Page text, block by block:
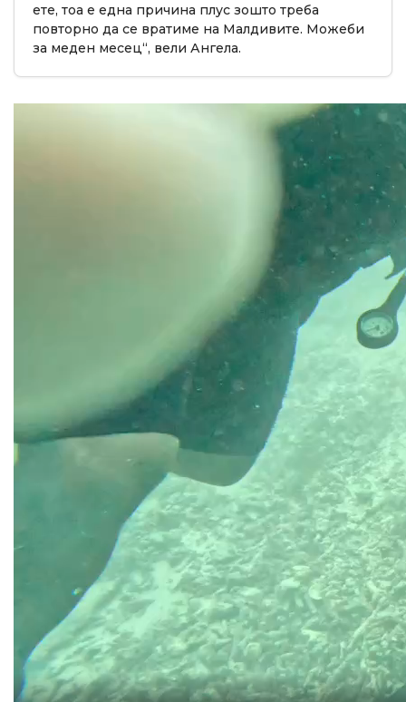
ете, тоа е една причина плус зошто треба
повторно да се вратиме на Малдивите. Можеби
за меден месец“, вели Ангела.